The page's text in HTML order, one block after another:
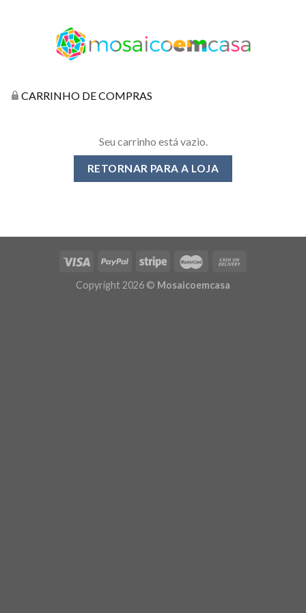
CARRINHO DE COMPRAS
Seu carrinho está vazio.
RETORNAR PARA A LOJA
Copyright 2026 © Mosaicoemcasa